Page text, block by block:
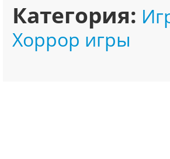
Категория:
Хоррор игры